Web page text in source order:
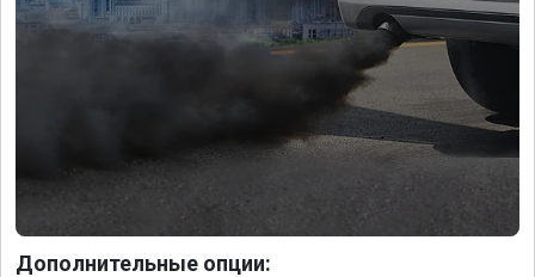
Дополнительные опции: